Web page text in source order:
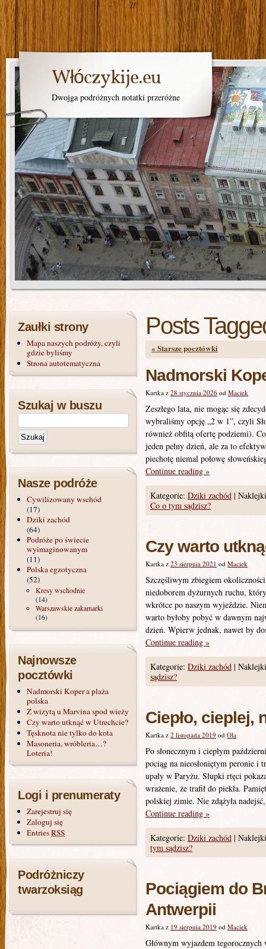
//
Włóczykije.eu
Dwojga podróżnych notatki przeróżne
Posts
« Starsze pocztówki
Nadmorski
Kartka z 28 stycznia 2026 od Maciek
Zeszłego lata, nie mogąc się
wybraliśmy opcję „2 w 1”, czyli
również obfitą ofertę podziemi).
jeden pełny dzień, ale za to
piechotę niemal połowę
Continue reading »
Kategorie: Dziki zachód |
Co o tym sądzisz?
Czy warto
Kartka z 23 sierpnia 2021 od Maciek
Szczęśliwym zbiegiem
niedoborem dyżurnych ruchu,
wkrótce po naszym wyjeździe.
warto byłoby pobyć w dawnym
dzień. Wpierw jednak, nawet by
Continue reading »
Kategorie: Dziki zachód |
sądzisz?
Ciepło, cieplej,
Kartka z 2 listopada 2019 od Ola
Po słonecznym i ciepłym
pociąg na nieosłoniętym peronie i
upały w Paryżu. Słupki rtęci
wrażenie, że trafił do piekła.
polskiej zimie. Nie zdążyła
Continue reading »
Kategorie: Dziki zachód |
tym sądzisz?
Pociągiem do
Antwerpii
Kartka z 19 sierpnia 2019 od Maciek
Głównym wyjazdem
Zaułki strony
Mapa naszych podróży, czyli
gdzie byliśmy
Strona autotematyczna
Szukaj w buszu
Nasze podróże
Cywilizowany wschód
(17)
Dziki zachód
(64)
Podróże po świecie
wyimaginowanym
(11)
Polska egzotyczna
(52)
Kresy wschodnie
(14)
Warszawskie zakamarki
(16)
Najnowsze
pocztówki
Nadmorski Koper a plaża
polska
Z wizytą u Marvina spod wieży
Czy warto utknąć w Utrechcie?
Tęsknota nie tylko do kota
Masoneria, wróbleria…?
Loteria!
Logi i prenumeraty
Zarejestruj się
Zaloguj się
EntriesRSS
Podróżniczy
twarzoksiąg